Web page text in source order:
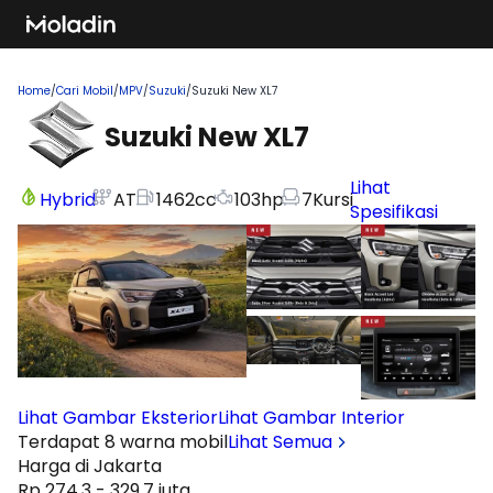
Home/Cari Mobil/MPV/Suzuki/Suzuki New XL7
Suzuki New XL7
Hybrid AT 1462cc 103hp 7KursiLihat
Spesifikasi
Lihat Gambar EksteriorLihat Gambar Interior
Terdapat 8 warna mobilLihat Semua
Harga di Jakarta